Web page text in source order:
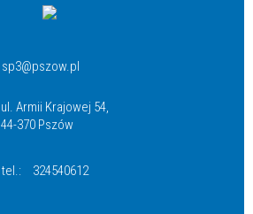
sp3@pszow.pl
ul. Armii Krajowej 54,
44-370 Pszów
tel.: 324540612